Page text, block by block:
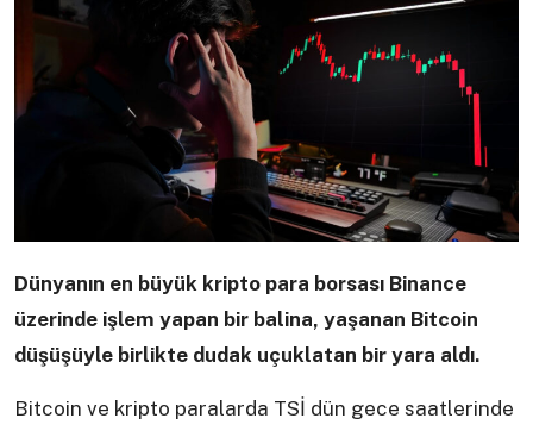
Dünyanın en büyük kripto para borsası Binance
üzerinde işlem yapan bir balina, yaşanan Bitcoin
düşüşüyle birlikte dudak uçuklatan bir yara aldı.
Bitcoin ve kripto paralarda TSİ dün gece saatlerinde